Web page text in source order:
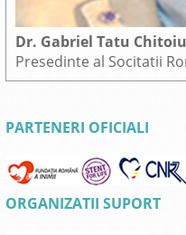
Dr. Gabriel Tatu Chitoiu
Presedinte al Socitatii
PARTENERI OFICIALI
ORGANIZATII SUPORT